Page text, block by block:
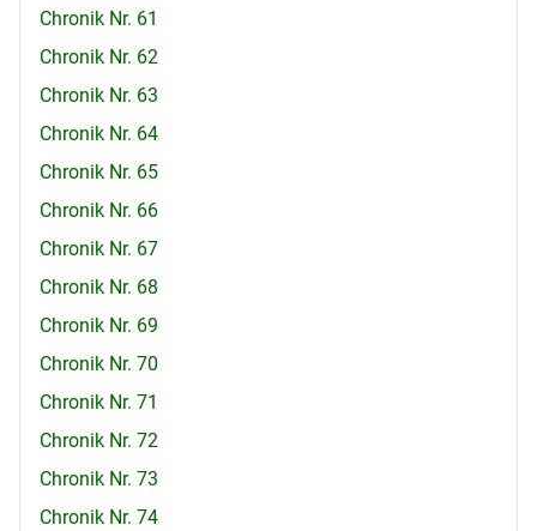
Chronik Nr. 61
Chronik Nr. 62
Chronik Nr. 63
Chronik Nr. 64
Chronik Nr. 65
Chronik Nr. 66
Chronik Nr. 67
Chronik Nr. 68
Chronik Nr. 69
Chronik Nr. 70
Chronik Nr. 71
Chronik Nr. 72
Chronik Nr. 73
Chronik Nr. 74